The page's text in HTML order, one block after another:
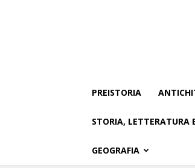
PREISTORIA
STORIA, LETTERATURA
GEOGRAFIA